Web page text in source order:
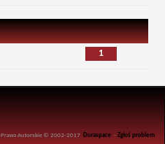
1
Prawa Autorskie © 2002-2017 Duraspace -Zgłoś problem